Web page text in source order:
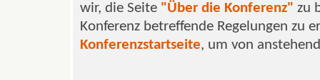
wir, die Seite "Über die Konferenz" zu
Konferenz betreffende Regelungen zu
Konferenzstartseite, um von